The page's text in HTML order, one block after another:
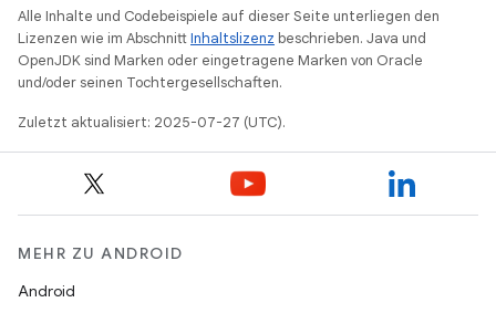
Alle Inhalte und Codebeispiele auf dieser Seite unterliegen den
Lizenzen wie im AbschnittInhaltslizenz beschrieben. Java und
OpenJDK sind Marken oder eingetragene Marken von Oracle
und/oder seinen Tochtergesellschaften.
Zuletzt aktualisiert: 2025-07-27 (UTC).
MEHR ZU ANDROID
Android